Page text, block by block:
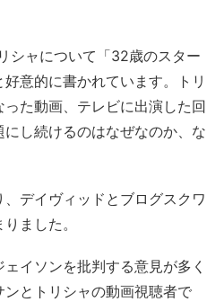
シャについて「32歳のスター
意的に書かれています。トリ
た動画、テレビに出演した回
し続けるのはなぜなのか、な
デイヴィッドとブログスクワ
ました。
イソンを批判する意見が多く
とトリシャの動画視聴者で